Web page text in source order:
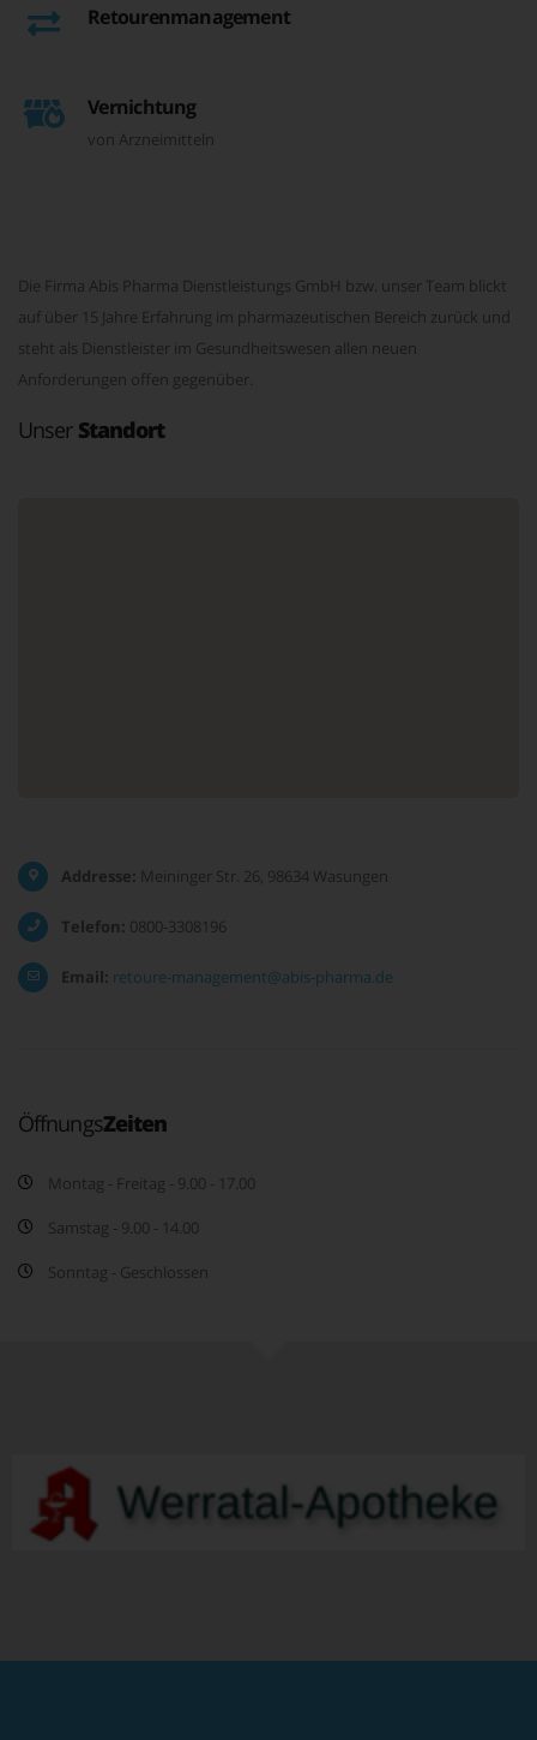
Retourenmanagement
Vernichtung
von Arzneimitteln
Die Firma Abis Pharma Dienstleistungs GmbH bzw. unser Team blickt
auf über 15 Jahre Erfahrung im pharmazeutischen Bereich zurück und
steht als Dienstleister im Gesundheitswesen allen neuen
Anforderungen offen gegenüber.
Unser Standort
Addresse: Meininger Str. 26, 98634 Wasungen
Telefon: 0800-3308196
Email: retoure-management@abis-pharma.de
ÖffnungsZeiten
Montag - Freitag - 9.00 - 17.00
Samstag - 9.00 - 14.00
Sonntag - Geschlossen